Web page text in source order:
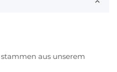
aus unserem